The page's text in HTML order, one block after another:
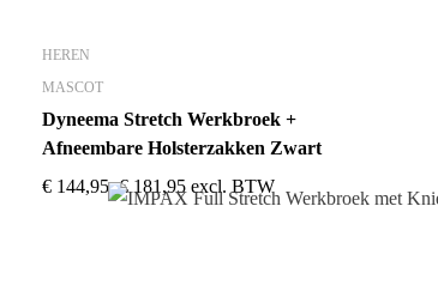
HEREN
MASCOT
Dyneema Stretch Werkbroek +
Afneembare Holsterzakken Zwart
€ 144,95–€ 181,95 excl. BTW